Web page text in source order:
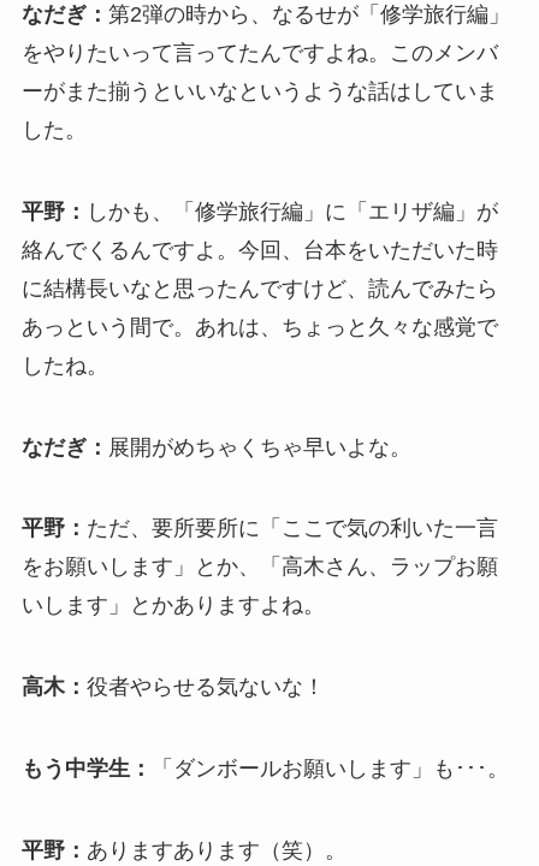
なだぎ： 第2弾の時から、なるせが「修学旅行編」
をやりたいって言ってたんですよね。このメンバ
ーがまた揃うといいなというような話はしていま
した。
平野： しかも、「修学旅行編」に「エリザ編」が
絡んでくるんですよ。今回、台本をいただいた時
に結構長いなと思ったんですけど、読んでみたら
あっという間で。あれは、ちょっと久々な感覚で
したね。
なだぎ： 展開がめちゃくちゃ早いよな。
平野： ただ、要所要所に「ここで気の利いた一言
をお願いします」とか、「高木さん、ラップお願
いします」とかありますよね。
高木： 役者やらせる気ないな！
もう中学生： 「ダンボールお願いします」も･･･。
平野： ありますあります（笑）。